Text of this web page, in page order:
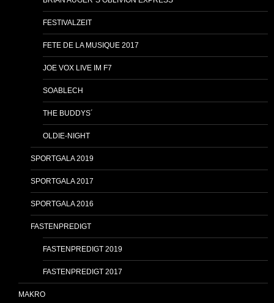
FESTIVALZEIT
FETE DE LA MUSIQUE 2017
JOE VOX LIVE IM F7
SOABLECH
THE BUDDYS´
OLDIE-NIGHT
SPORTGALA 2019
SPORTGALA 2017
SPORTGALA 2016
FASTENPREDIGT
FASTENPREDIGT 2019
FASTENPREDIGT 2017
MAKRO